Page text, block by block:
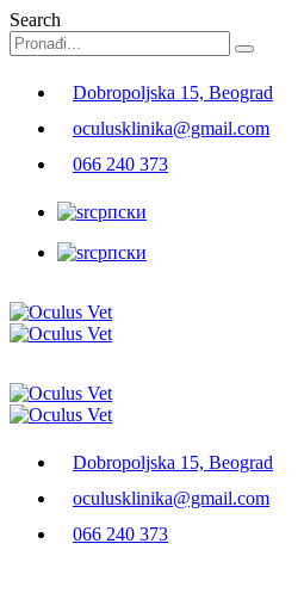
Search
Dobropoljska 15, Beograd
oculusklinika@gmail.com
066 240 373
српски
српски
Dobropoljska 15, Beograd
oculusklinika@gmail.com
066 240 373